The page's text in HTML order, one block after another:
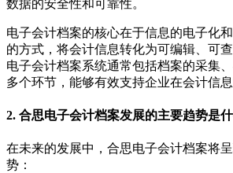
数据的安全性和可靠性。
电子会计档案的核心在于信息的电子化
的方式，将会计信息转化为可编辑、可
电子会计档案系统通常包括档案的采集
多个环节，能够有效支持企业在会计信息
2. 合思电子会计档案发展的主要趋势是
在未来的发展中，合思电子会计档案将
势：